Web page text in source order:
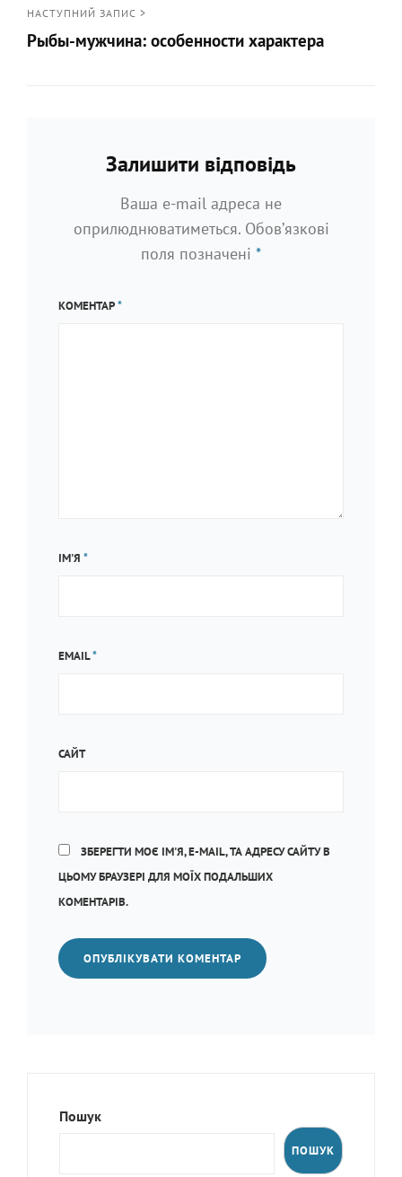
Попередній
запис
НАСТУПНИЙ ЗАПИС >
Рыбы-мужчина: особенности характера
Залишити відповідь
Ваша e-mail адреса не
оприлюднюватиметься. Обов’язкові
поля позначені *
КОМЕНТАР*
ІМ'Я *
EMAIL*
САЙТ
ЗБЕРЕГТИ МОЄ ІМ'Я, E-MAIL, ТА АДРЕСУ САЙТУ В
ЦЬОМУ БРАУЗЕРІ ДЛЯ МОЇХ ПОДАЛЬШИХ
КОМЕНТАРІВ.
Пошук
ПОШУК